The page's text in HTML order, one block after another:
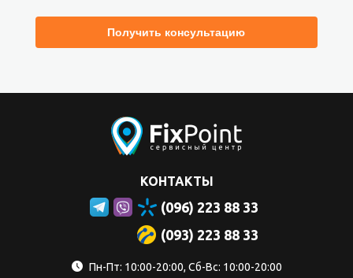
КОНТАКТЫ
(096) 223 88 33
(093) 223 88 33
Пн-Пт: 10:00-20:00, Сб-Вс: 10:00-20:00